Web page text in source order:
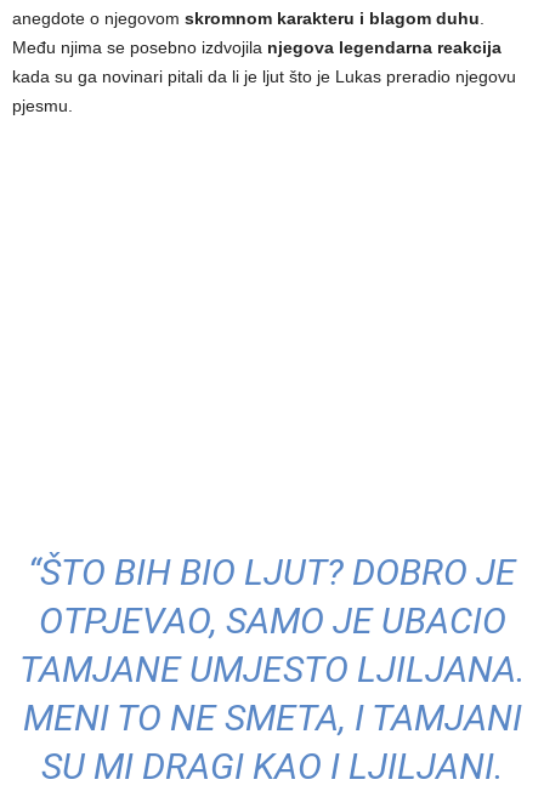
anegdote o njegovom skromnom karakteru i blagom duhu
Među njima se posebno izdvojila njegova legendarna reakcija
kada su ga novinari pitali da li je ljut što je Lukas preradio njegovu
pjesmu.
“ŠTO BIH BIO LJUT? DOBRO JE
OTPJEVAO, SAMO JE UBACIO
TAMJANE UMJESTO LJILJANA.
MENI TO NE SMETA, I TAMJANI
SU MI DRAGI KAO I LJILJANI.